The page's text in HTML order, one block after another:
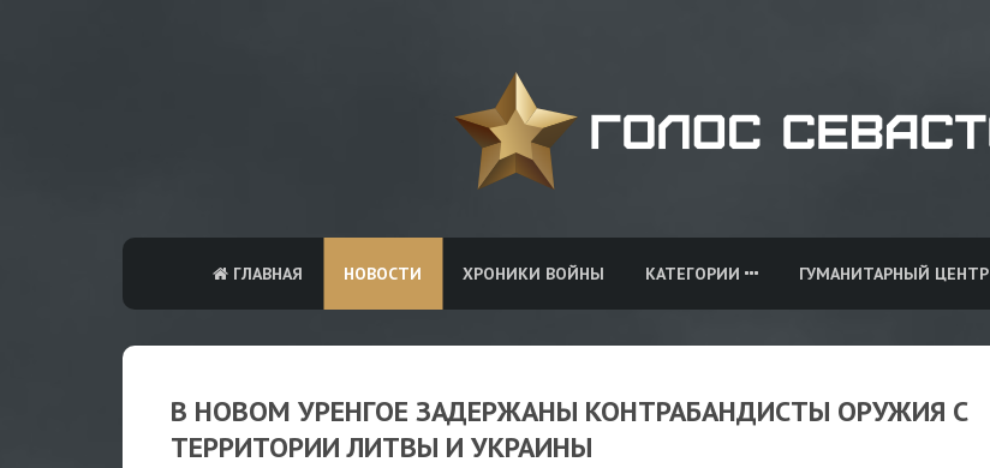
ГЛАВНАЯ НОВОСТИ ХРОНИКИ ВОЙНЫ КАТЕГОРИИ ГУМАНИТАРНЫЙ ЦЕНТР
В НОВОМ УРЕНГОЕ ЗАДЕРЖАНЫ КОНТРАБАНДИСТЫ ОРУЖИЯ С
ТЕРРИТОРИИ ЛИТВЫ И УКРАИНЫ